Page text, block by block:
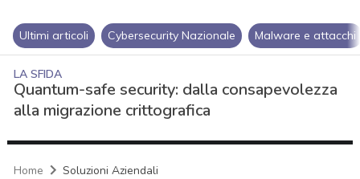
Ultimi articoli Cybersecurity Nazionale Malware e attacchi
LA SFIDA
Quantum-safe security: dalla consapevolezza
alla migrazione crittografica
Home Soluzioni Aziendali